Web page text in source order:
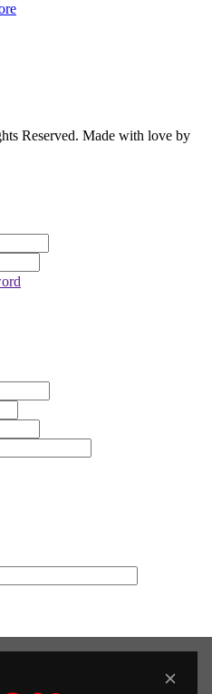
Reserved. Made with love by